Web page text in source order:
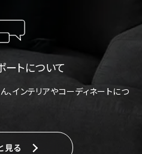
ートについて
インテリアやコーディネートにつ
見る